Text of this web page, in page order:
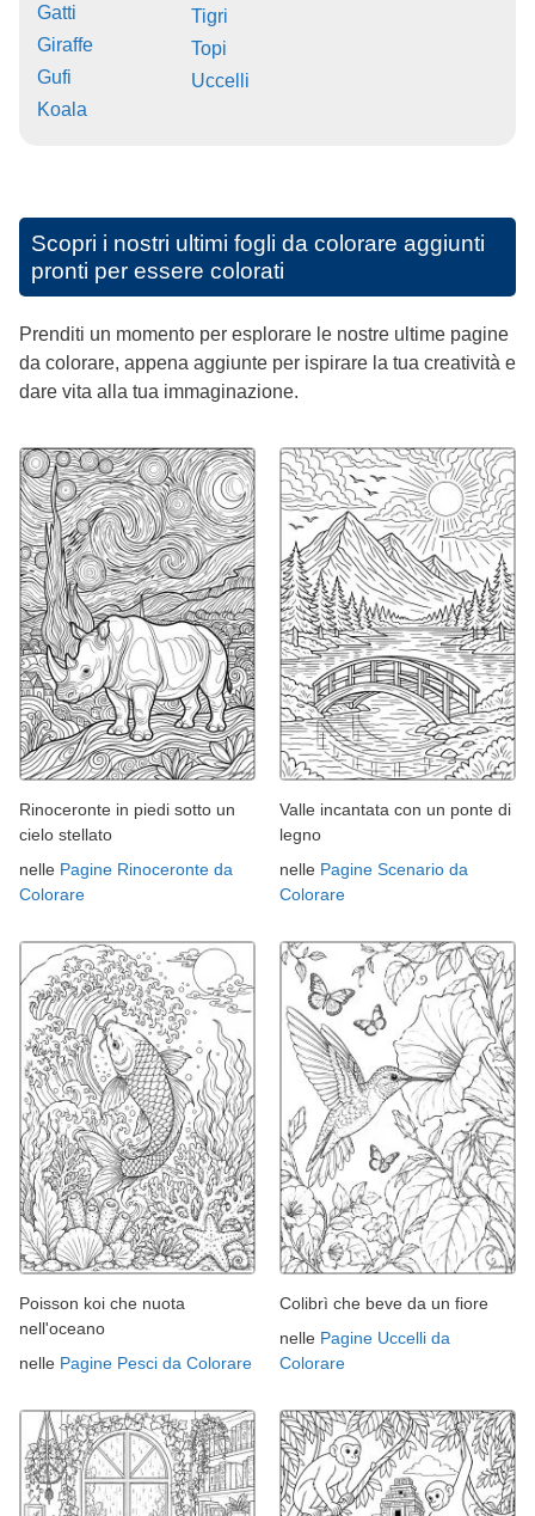
Gatti
Giraffe
Gufi
Koala
Tigri
Topi
Uccelli
Scopri i nostri ultimi fogli da colorare aggiunti
pronti per essere colorati
Prenditi un momento per esplorare le nostre ultime pagine
da colorare, appena aggiunte per ispirare la tua creatività e
dare vita alla tua immaginazione.
Rinoceronte in piedi sotto un
cielo stellato
nelle Pagine Rinoceronte da
Colorare
Valle incantata con un ponte di
legno
nelle Pagine Scenario da
Colorare
Poisson koi che nuota
nell'oceano
nelle Pagine Pesci da Colorare
Colibrì che beve da un fiore
nelle Pagine Uccelli da
Colorare